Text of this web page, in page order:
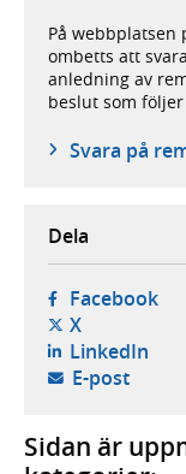
På webbplatsen
ombetts att
anledning av
beslut som
Svara på
Dela
Facebook-
X- öppnas i
LinkedIn-
E-post-
Sidan är